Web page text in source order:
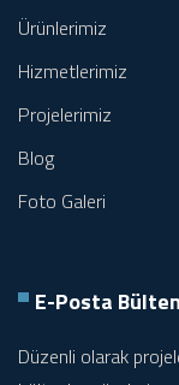
Ürünlerimiz
Hizmetlerimiz
Projelerimiz
Blog
Foto Galeri
E-Posta
Düzenli olarak